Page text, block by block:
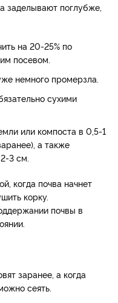
заделывают поглубже,
на 20-25% по
посевом.
немного промерзла.
сухими
или компоста в 0,5-1
а также
3 см.
когда почва начнет
корку.
почвы в
заранее, а когда
сеять.